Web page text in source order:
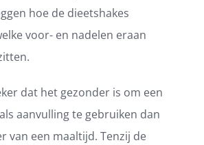
hoe de dieetshakes
voor- en nadelen eraan
dat het gezonder is om een
aanvulling te gebruiken dan
van een maaltijd. Tenzij de